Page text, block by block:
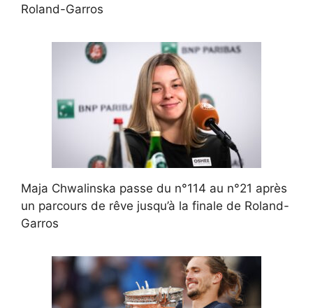
Roland-Garros
Maja Chwalinska passe du n°114 au n°21 après
un parcours de rêve jusqu’à la finale de Roland-
Garros